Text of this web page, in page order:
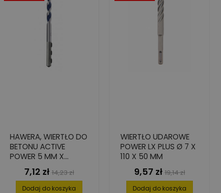
HAWERA, WIERTŁO DO
BETONU ACTIVE
POWER 5 MM X
100/50 MM
Cena
7,12 zł Cena
podstawowa
14,23 zł
Dodaj do koszyka
WIERTŁO UDAROWE
POWER LX PLUS Ø 7 X
110 X 50 MM
Cena
9,57 zł Cena
podstawowa
19,14 zł
Dodaj do koszyka